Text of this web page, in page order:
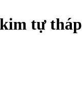
tự tháp